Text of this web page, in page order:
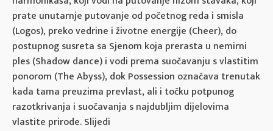
prate unutarnje putovanje od početnog reda i smisla
(Logos), preko vedrine i životne energije (Cheer), do
postupnog susreta sa Sjenom koja prerasta u nemirni
ples (Shadow dance) i vodi prema suočavanju s vlastitim
ponorom (The Abyss), dok Possession označava trenutak
kada tama preuzima prevlast, ali i točku potpunog
razotkrivanja i suočavanja s najdubljim dijelovima
vlastite prirode. Slijedi